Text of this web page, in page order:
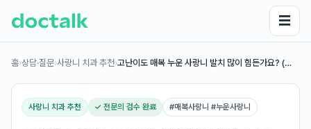
☰
홈›상담·질문›사랑니 치과 추천›고난이도 매복 누운 사랑니 발치 많이 힘든가요? (…
사랑니 치과 추천 ✓ 전문의 검수 완료 #매복사랑니 #누운사랑니